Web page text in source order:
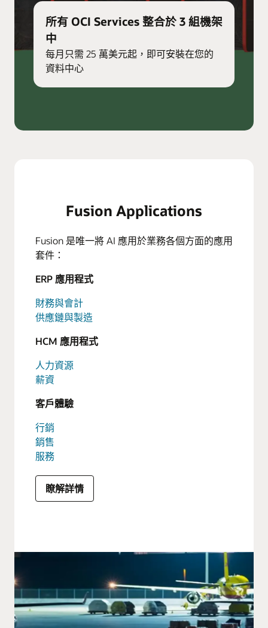
所有 OCI Services 整合於 3 組機架
中
每月只需 25 萬美元起，即可安裝在您的
資料中心
Fusion Applications
Fusion 是唯一將 AI 應用於業務各個方面的應用
套件：
ERP 應用程式
財務與會計
供應鏈與製造
HCM 應用程式
人力資源
薪資
客戶體驗
行銷
銷售
服務
瞭解詳情